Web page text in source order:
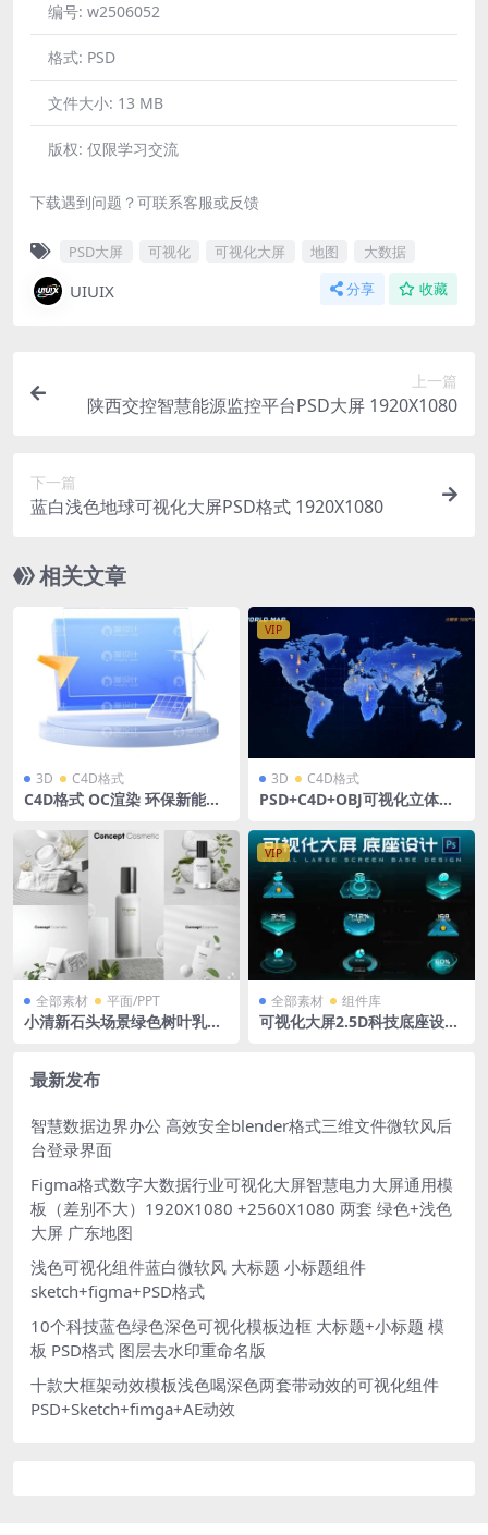
编号: w2506052
格式: PSD
文件大小: 13 MB
版权: 仅限学习交流
下载遇到问题？可联系客服或反馈
PSD大屏 可视化 可视化大屏 地图 大数据
UIUIX 分享 收藏
上一篇
陕西交控智慧能源监控平台PSD大屏 1920X1080
下一篇
蓝白浅色地球可视化大屏PSD格式 1920X1080
相关文章
3D C4D格式
C4D格式 OC渲染 环保新能源
电含OBJ、PNG
VIP
3D C4D格式
PSD+C4D+OBJ可视化立体世
全部素材 平面/PPT
小清新石头场景绿色树叶乳液
VIP
全部素材 组件库
可视化大屏2.5D科技底座设计
最新发布
智慧数据边界办公 高效安全blender格式三维文件微软风后
台登录界面
Figma格式数字大数据行业可视化大屏智慧电力大屏通用模
板（差别不大）1920X1080 +2560X1080 两套 绿色+浅色
大屏 广东地图
浅色可视化组件蓝白微软风 大标题 小标题组件
sketch+figma+PSD格式
10个科技蓝色绿色深色可视化模板边框 大标题+小标题 模
板 PSD格式 图层去水印重命名版
十款大框架动效模板浅色喝深色两套带动效的可视化组件
PSD+Sketch+fimga+AE动效